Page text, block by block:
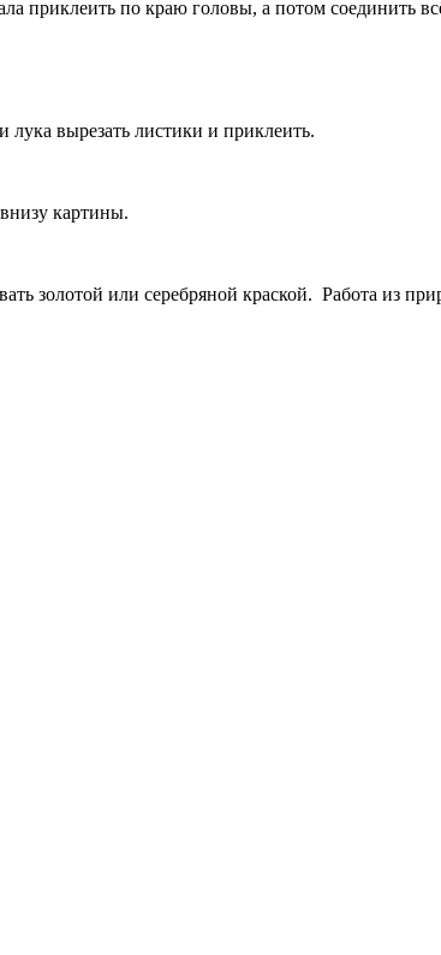
приклеить по краю головы, а потом соединить
лука вырезать листики и приклеить.
картины.
золотой или серебряной краской. Работа из